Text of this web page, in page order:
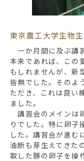
東京農工大学生物
一か月間に及ぶ講
本来であれば、この
もしれませんが、新
皆無でした。そのよ
ただき、これは良い
ました。
講習会のメインは
りでした。特に卵子
した。講習会が進む
油断も芽生えてきた
取した豚の卵子を操